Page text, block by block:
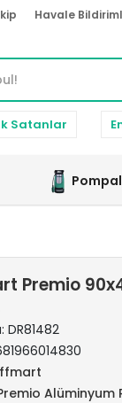
Havale
Satanlar
Premio
DR81482